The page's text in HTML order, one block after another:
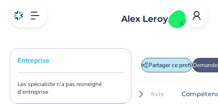
Entreprise
Les spécialiste n'a pas resneigné
d'entreprise
A
Alex Leroy
Partager ce profil
Avis